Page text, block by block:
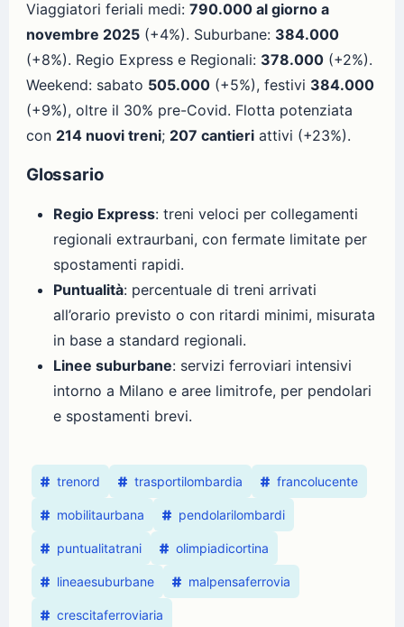
Viaggiatori feriali medi: 790.000 al giorno a
novembre 2025 (+4%). Suburbane: 384.000
(+8%). Regio Express e Regionali: 378.000 (+2%).
Weekend: sabato 505.000 (+5%), festivi 384.000
(+9%), oltre il 30% pre-Covid. Flotta potenziata
con 214 nuovi treni; 207 cantieri attivi (+23%).
Glossario
Regio Express: treni veloci per collegamenti
regionali extraurbani, con fermate limitate per
spostamenti rapidi.
Puntualità: percentuale di treni arrivati
all’orario previsto o con ritardi minimi, misurata
in base a standard regionali.
Linee suburbane: servizi ferroviari intensivi
intorno a Milano e aree limitrofe, per pendolari
e spostamenti brevi.
trenord trasportilombardia francolucente
mobilitaurbana pendolarilombardi
puntualitatrani olimpiadicortina
lineaesuburbane malpensaferrovia
crescitaferroviaria